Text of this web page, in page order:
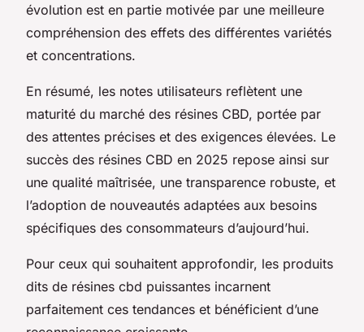
évolution est en partie motivée par une meilleure
compréhension des effets des différentes variétés
et concentrations.
En résumé, les notes utilisateurs reflètent une
maturité du marché des résines CBD, portée par
des attentes précises et des exigences élevées. Le
succès des résines CBD en 2025 repose ainsi sur
une qualité maîtrisée, une transparence robuste, et
l’adoption de nouveautés adaptées aux besoins
spécifiques des consommateurs d’aujourd’hui.
Pour ceux qui souhaitent approfondir, les produits
dits de résines cbd puissantes incarnent
parfaitement ces tendances et bénéficient d’une